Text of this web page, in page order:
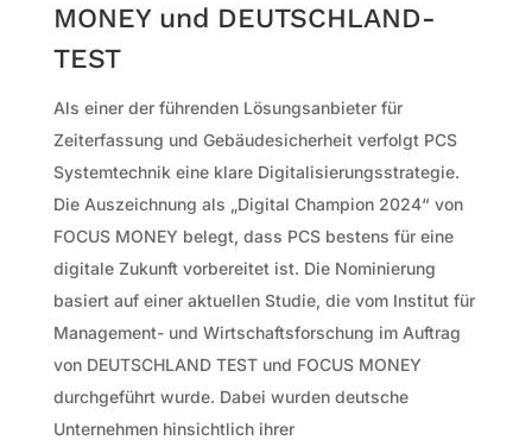
MONEY und DEUTSCHLAND-
TEST
Als einer der führenden Lösungsanbieter für
Zeiterfassung und Gebäudesicherheit verfolgt PCS
Systemtechnik eine klare Digitalisierungsstrategie.
Die Auszeichnung als „Digital Champion 2024“ von
FOCUS MONEY belegt, dass PCS bestens für eine
digitale Zukunft vorbereitet ist. Die Nominierung
basiert auf einer aktuellen Studie, die vom Institut für
Management- und Wirtschaftsforschung im Auftrag
von DEUTSCHLAND TEST und FOCUS MONEY
durchgeführt wurde. Dabei wurden deutsche
Unternehmen hinsichtlich ihrer